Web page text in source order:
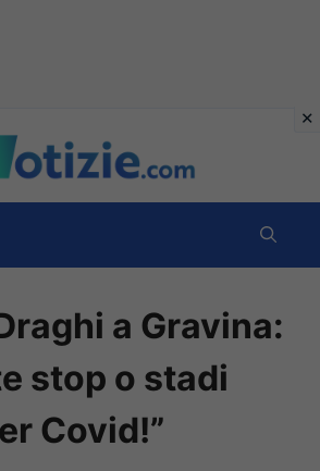
a Gravina:
stop o stadi
Covid!”